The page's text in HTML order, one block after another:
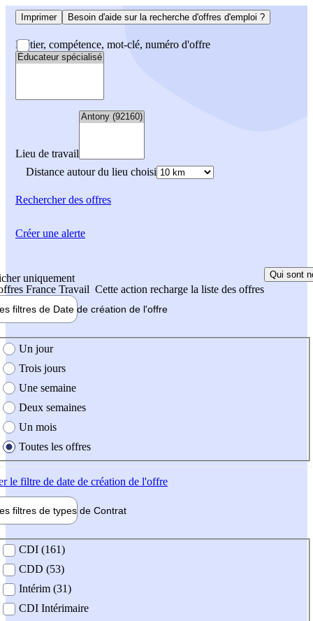
Imprimer Besoin d'aide sur la recherche d'offres d'emploi ?
Métier, compétence, mot-clé, numéro d'offre
Lieu de travail
Distance autour du lieu choisi
Rechercherdes offres
uniquement
France Travail Cette action recharge la liste des offres
Qui sont
filtres de Date de création de l'offre
création de l'offre
Un jour
Trois jours
Une semaine
Deux semaines
Un mois
Toutes les offres
le filtre de date de création de l'offre
filtres de types de Contrat
contrat
CDI (161)
CDD (53)
Intérim (31)
CDI Intérimaire
Créer une alerte